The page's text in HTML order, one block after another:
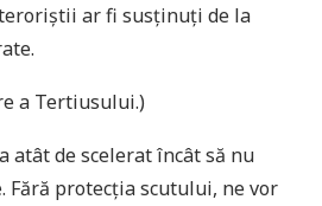
ar fi susţinuţi de la
a Tertiusului.)
atât de scelerat încât să nu
Fără protecţia scutului, ne vor